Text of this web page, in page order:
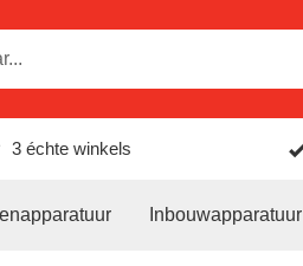
3 échte winkels
Inbouwapparatuur